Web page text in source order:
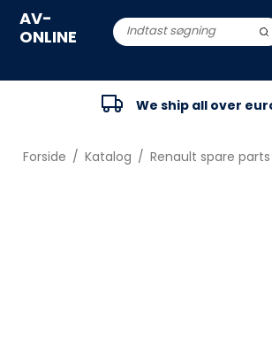
AV-
ONLINE
We ship all over
Forside / Katalog / Renault spare parts